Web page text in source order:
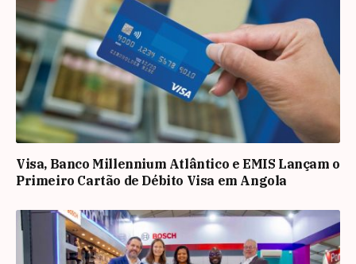
Visa, Banco Millennium Atlântico e EMIS Lançam o
Primeiro Cartão de Débito Visa em Angola